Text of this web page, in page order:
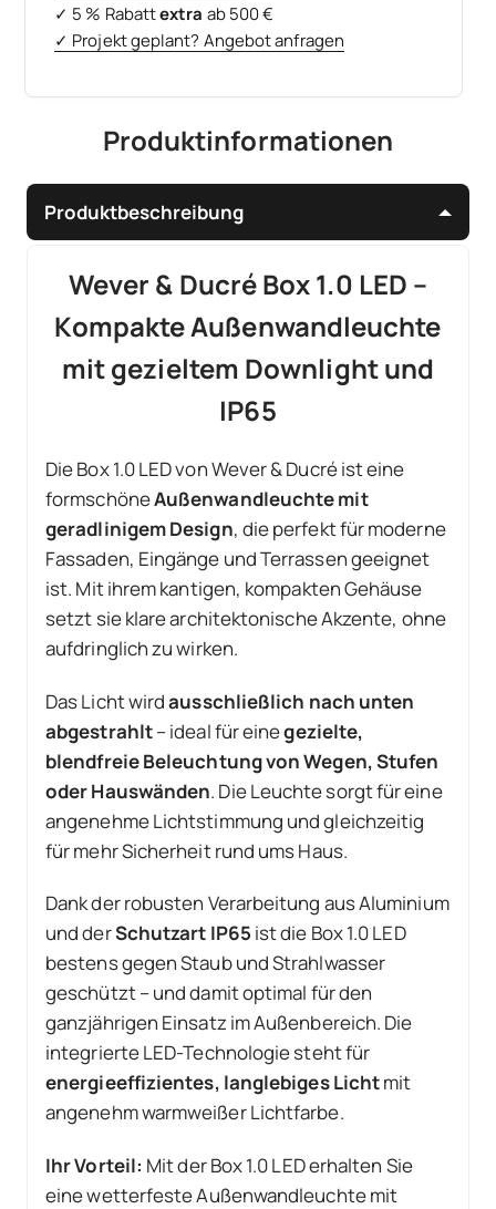
✓ 5 % Rabattextra ab 500 €
✓ Projekt geplant? Angebot anfragen
Produktinformationen
Produktbeschreibung
Wever & Ducré Box 1.0 LED –
Kompakte Außenwandleuchte
mit gezieltem Downlight und
IP65
Die Box 1.0 LED von Wever & Ducré ist eine
formschöneAußenwandleuchte mit
geradlinigem Design, die perfekt für moderne
Fassaden, Eingänge und Terrassen geeignet
ist. Mit ihrem kantigen, kompakten Gehäuse
setzt sie klare architektonische Akzente, ohne
aufdringlich zu wirken.
Das Licht wirdausschließlich nach unten
abgestrahlt– ideal für einegezielte,
blendfreie Beleuchtung von Wegen, Stufen
oder Hauswänden. Die Leuchte sorgt für eine
angenehme Lichtstimmung und gleichzeitig
für mehr Sicherheit rund ums Haus.
Dank der robusten Verarbeitung aus Aluminium
und derSchutzart IP65 ist die Box 1.0 LED
bestens gegen Staub und Strahlwasser
geschützt – und damit optimal für den
ganzjährigen Einsatz im Außenbereich. Die
integrierte LED-Technologie steht für
energieeffizientes, langlebiges Lichtmit
angenehm warmweißer Lichtfarbe.
Ihr Vorteil: Mit der Box 1.0 LED erhalten Sie
eine wetterfeste Außenwandleuchte mit